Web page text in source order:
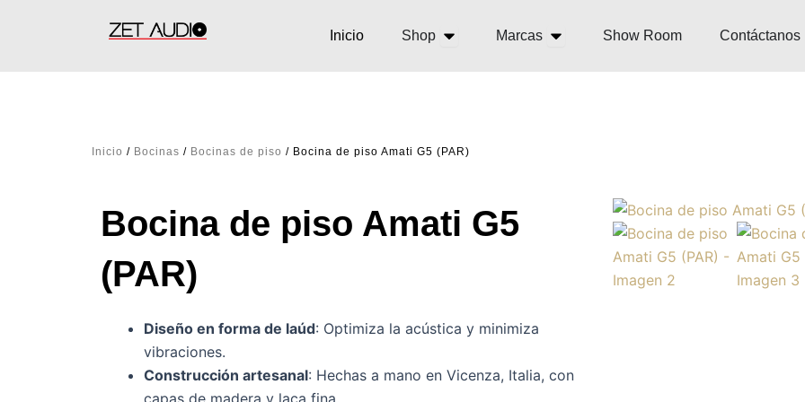
Inicio Shop Open ShopMarcas Open MarcasShow Room Contáctanos
Inicio / Bocinas / Bocinas de piso / Bocina de piso Amati G5 (PAR)
Bocina de piso Amati G5
(PAR)
Diseño en forma de laúd: Optimiza la acústica y minimiza
vibraciones.
Construcción artesanal: Hechas a mano en Vicenza, Italia, con
capas de madera y laca fina.